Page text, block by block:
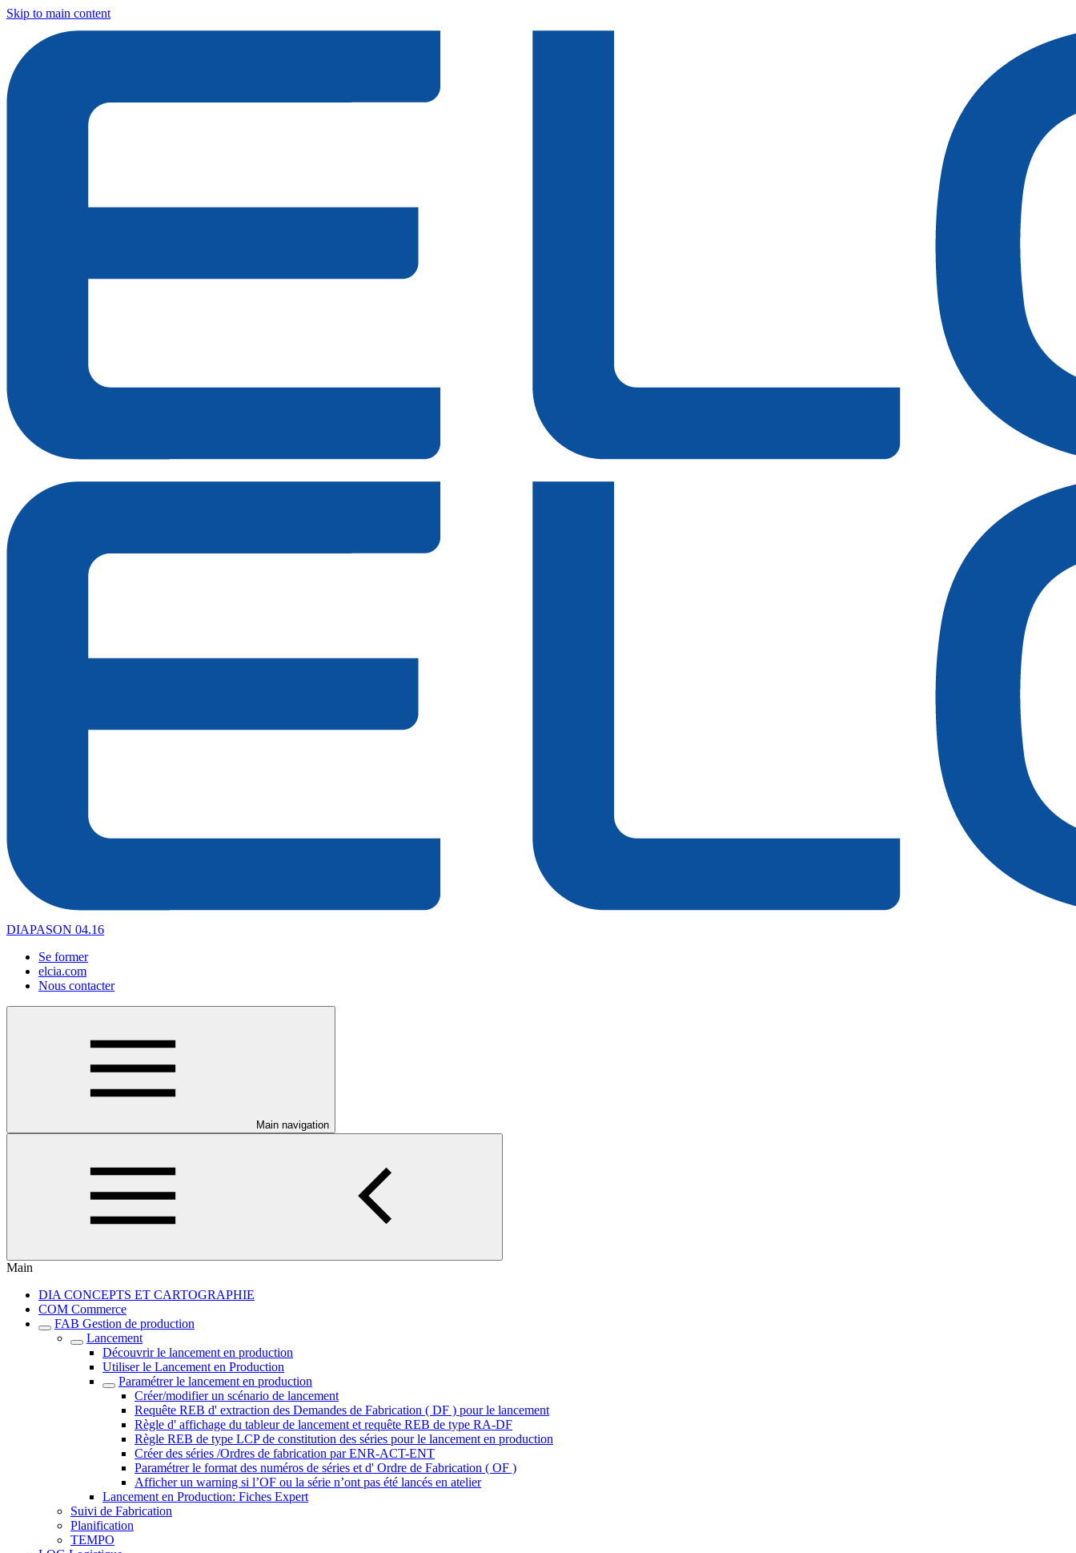
Skip to main content
DIAPASON 04.16
Se former
elcia.com
Nous contacter
Main navigation
Main
DIA CONCEPTS ET CARTOGRAPHIE
COM Commerce
FAB Gestion de production
Lancement
Découvrir le lancement en production
Utiliser le Lancement en Production
Paramétrer le lancement en production
Créer/modifier un scénario de lancement
Requête REB d' extraction des Demandes de Fabrication ( DF ) pour le lancement
Règle d' affichage du tableur de lancement et requête REB de type RA-DF
Règle REB de type LCP de constitution des séries pour le lancement en production
Créer des séries /Ordres de fabrication par ENR-ACT-ENT
Paramétrer le format des numéros de séries et d' Ordre de Fabrication ( OF )
Afficher un warning si l’OF ou la série n’ont pas été lancés en atelier
Lancement en Production: Fiches Expert
Suivi de Fabrication
Planification
TEMPO